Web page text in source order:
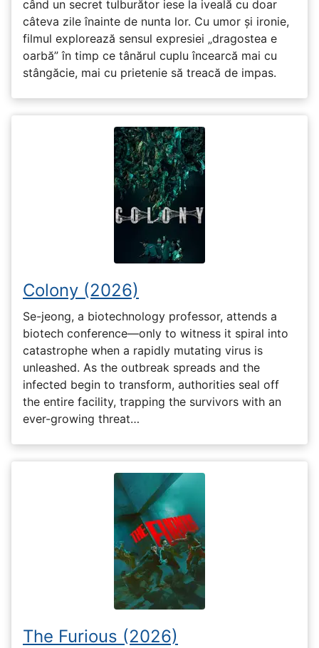
când un secret tulburător iese la iveală cu doar
câteva zile înainte de nunta lor. Cu umor și ironie,
filmul explorează sensul expresiei „dragostea e
oarbă” în timp ce tânărul cuplu încearcă mai cu
stângăcie, mai cu prietenie să treacă de impas.
Colony (2026)
Se-jeong, a biotechnology professor, attends a
biotech conference—only to witness it spiral into
catastrophe when a rapidly mutating virus is
unleashed. As the outbreak spreads and the
infected begin to transform, authorities seal off
the entire facility, trapping the survivors with an
ever-growing threat…
The Furious (2026)